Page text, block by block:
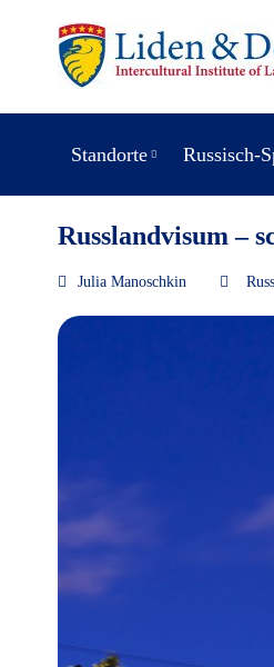
Standorte Russisch-
Russlandvisum –
Julia Manoschkin